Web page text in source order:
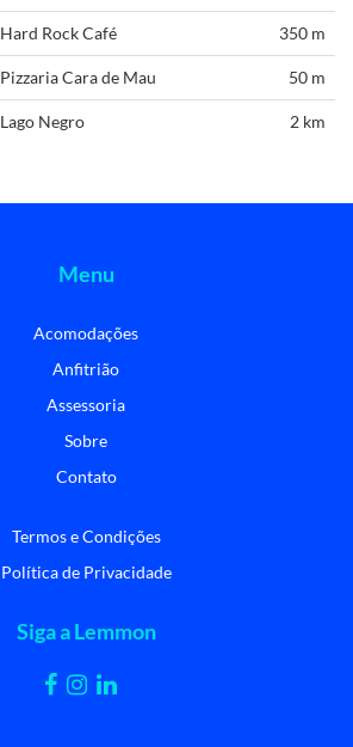
Hard Rock Café 350 m
Pizzaria Cara de Mau 50 m
Lago Negro 2 km
Menu
Acomodações
Anfitrião
Assessoria
Sobre
Contato
Termos e Condições
Política de Privacidade
Siga a Lemmon